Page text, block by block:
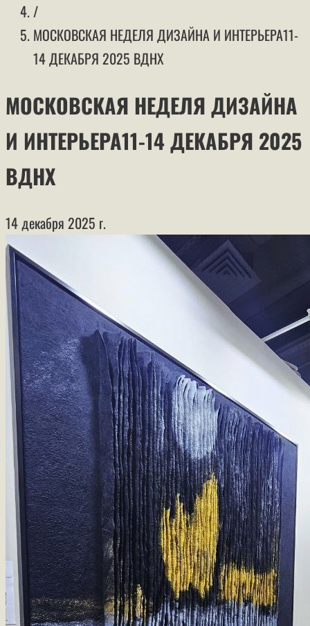
/
МОСКОВСКАЯ НЕДЕЛЯ ДИЗАЙНА И ИНТЕРЬЕРА11-
14 ДЕКАБРЯ 2025 ВДНХ
МОСКОВСКАЯ НЕДЕЛЯ ДИЗАЙНА
И ИНТЕРЬЕРА11-14 ДЕКАБРЯ 2025
ВДНХ
14 декабря 2025 г.